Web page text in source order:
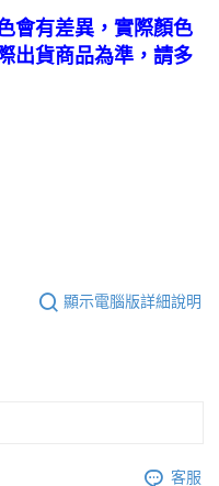
會有差異，實際顏色
出貨商品為準，請多
顯示電腦版詳細說明
客服